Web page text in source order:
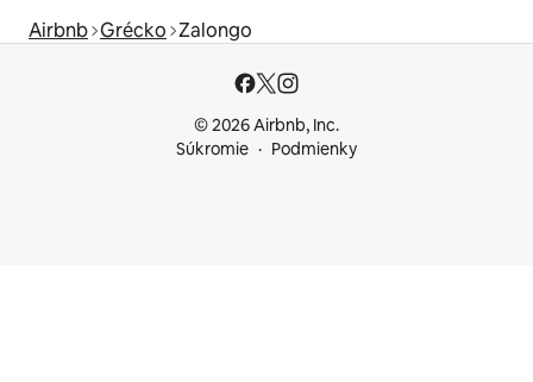
Airbnb Grécko Zalongo
© 2026 Airbnb, Inc.
Súkromie
Podmienky